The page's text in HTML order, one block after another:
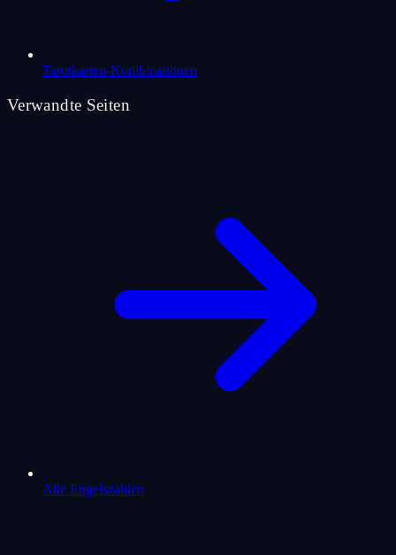
Tarotkarten-Kombinationen
Verwandte Seiten
Alle Engelszahlen